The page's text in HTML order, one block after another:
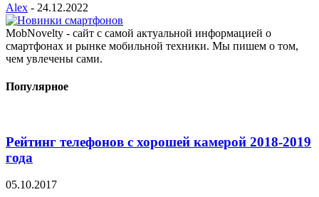
Alex - 24.12.2022
MobNovelty - сайт с самой актуальной информацией о
смартфонах и рынке мобильной техники. Мы пишем о том,
чем увлечены сами.
Популярное
Рейтинг телефонов с хорошей камерой 2018-2019
года
05.10.2017